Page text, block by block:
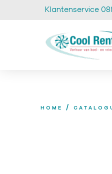
Klantenservice
HOME /